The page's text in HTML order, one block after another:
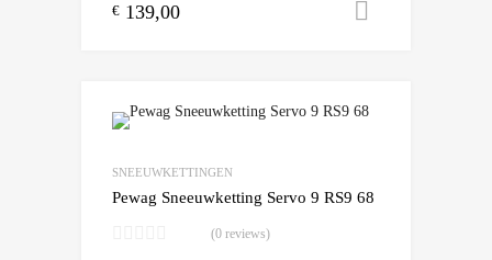
€ 139,00
SNEEUWKETTINGEN
Pewag Sneeuwketting Servo 9 RS9 68
(0 reviews)